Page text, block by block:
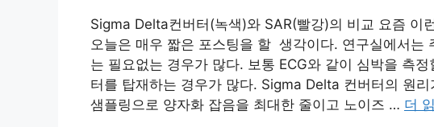
Sigma Delta컨버터(녹색)와 SAR(빨강)의 비교 요즘 이
오늘은 매우 짧은 포스팅을 할 생각이다. 연구실에서는
는 필요없는 경우가 많다. 보통 ECG와 같이 심박을 측
터를 탑재하는 경우가 많다. Sigma Delta 컨버터의 원
샘플링으로 양자화 잡음을 최대한 줄이고 노이즈 … 더